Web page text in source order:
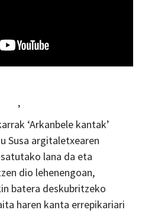
,
‘Arkanbele kantak’
Susa argitaletxearen
lana da eta
dio lehenengoan,
batera deskubritzeko
haren kanta errepikariari